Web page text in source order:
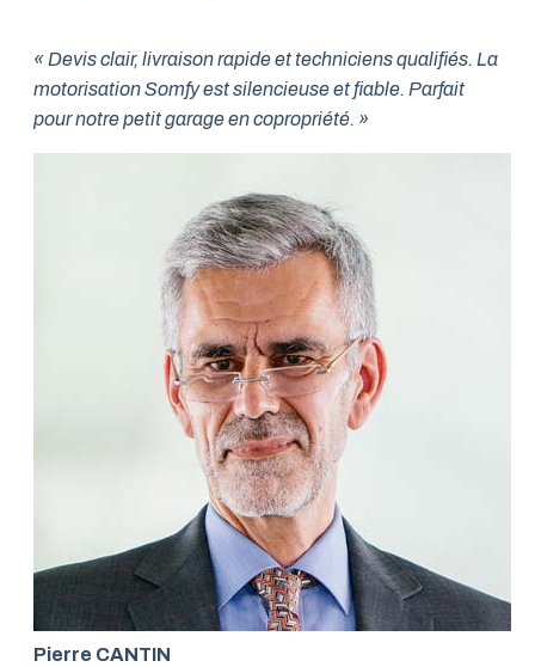
« Devis clair, livraison rapide et techniciens qualifiés. La
motorisation Somfy est silencieuse et fiable. Parfait
pour notre petit garage en copropriété. »
Pierre CANTIN